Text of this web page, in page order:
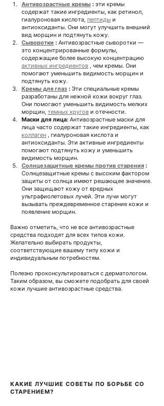
Антивозрастные кремы : эти кремы
содержат такие ингредиенты, как ретинол,
гиалуроновая кислота, пептиды и
антиоксиданты. Они могут улучшить внешний
вид морщин и подтянуть кожу.
Сыворотки : Антивозрастные сыворотки —
это концентрированные формулы,
содержащие более высокую концентрацию
активных ингредиентов , чем кремы. Они
помогают уменьшить видимость морщин и
подтянуть кожу.
Кремы для глаз : Эти специальные кремы
разработаны для нежной кожи вокруг глаз.
Они помогают уменьшить видимость мелких
морщин, темных кругов и отечности.
Маски для лица: Антивозрастные маски для
лица часто содержат такие ингредиенты, как
коллаген , гиалуроновая кислота и
антиоксиданты. Эти активные ингредиенты
помогают подтянуть кожу и уменьшить
видимость морщин.
Солнцезащитные кремы против старения :
Солнцезащитные кремы с высоким фактором
защиты от солнца имеют решающее значение.
Они защищают кожу от вредных
ультрафиолетовых лучей. Эти лучи могут
вызывать преждевременное старение кожи и
появление морщин.
Важно отметить, что не все антивозрастные
средства подходят для всех типов кожи.
Желательно выбирать продукты,
соответствующие вашему типу кожи и
индивидуальным потребностям.
Полезно проконсультироваться с дерматологом.
Таким образом, вы сможете подобрать для своей
кожи лучшие антивозрастные средства.
КАКИЕ ЛУЧШИЕ СОВЕТЫ ПО БОРЬБЕ СО
СТАРЕНИЕМ?